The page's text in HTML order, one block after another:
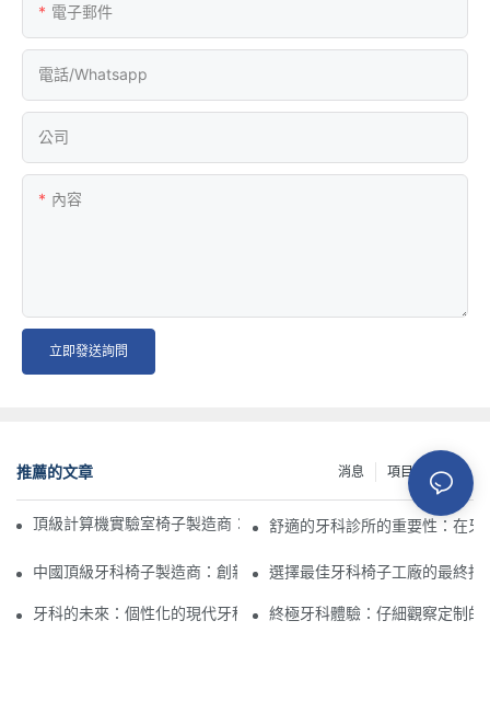
電子郵件
電話/whatsapp
公司
內容
立即發送詢問
推薦的文章 資源
項目
消息
頂級計算機實驗室椅子製造商：增強舒適性和耐用性的學習環境
舒適的牙科診所的重要性：在
中國頂級牙科椅子製造商：創新和質量選擇最佳牙科椅子工廠的最終指
牙科的未來：個性化的現代牙科椅 終極牙科體驗：仔細觀察定制的